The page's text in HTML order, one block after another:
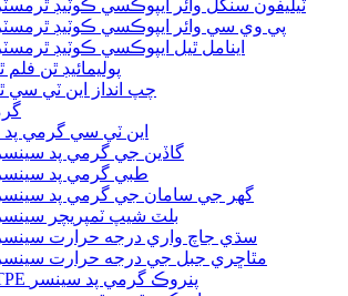
ٽيليفون سنگل وائر ايپوڪسي ڪوٽيڊ ٿرمسٽر
پي وي سي وائر ايپوڪسي ڪوٽيڊ ٿرمسٽر
اينامل ٿيل ايپوڪسي ڪوٽيڊ ٿرمسٽر
پوليمائيڊ ٿن فلم
چپ انداز اين ٽي سي
اين ٽي سي گرمي پد
گاڏين جي گرمي پد سينسر
طبي گرمي پد سينسر
گھر جي سامان جي گرمي پد سينسر
بلٽ شيپ ٽمپريچر سينسر
سڌي جاچ واري درجه حرارت سينسر
مٿاڇري جبل جي درجه حرارت سينسر
TPE پنروڪ گرمي پد سينسر